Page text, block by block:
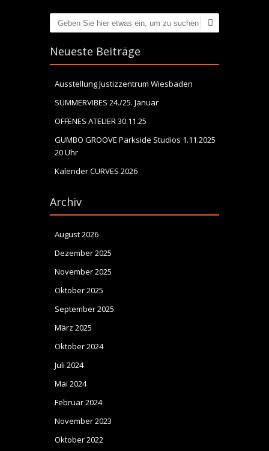
Suchen
Neueste Beiträge
Ausstellung Justizzentrum Wiesbaden
SUMMERVIBES 24./25. Januar
OFFENES ATELIER 30.11.25
GUMBO GROOVE Parkside Studios 1.11.2025
20 Uhr
Kalender CURVES 2026
Archiv
August 2026
Dezember 2025
November 2025
Oktober 2025
September 2025
März 2025
Oktober 2024
Juli 2024
Mai 2024
Februar 2024
November 2023
Oktober 2022